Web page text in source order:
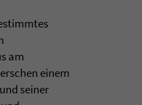
am
einem
seiner